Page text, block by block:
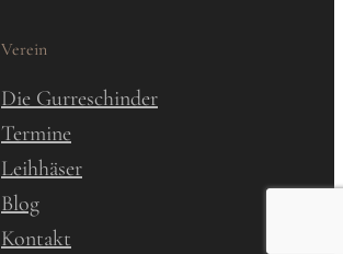
Verein
Die Gurreschinder
Termine
Leihhäser
Blog
Kontakt